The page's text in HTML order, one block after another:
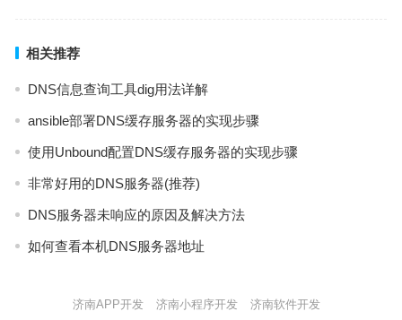
相关推荐
DNS信息查询工具dig用法详解
ansible部署DNS缓存服务器的实现步骤
使用Unbound配置DNS缓存服务器的实现步骤
非常好用的DNS服务器(推荐)
DNS服务器未响应的原因及解决方法
如何查看本机DNS服务器地址
济南APP开发 济南小程序开发 济南软件开发